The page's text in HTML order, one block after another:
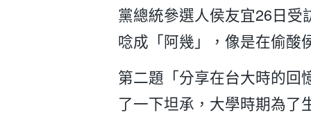
黨總統參選人侯友宜26日受
唸成「阿幾」，像是在偷酸
第二題「分享在台大時的回
了一下坦承，大學時期為了